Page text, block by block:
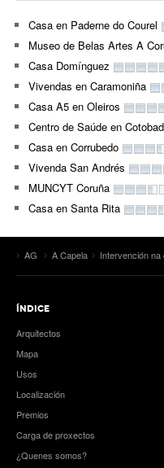
Casa en Paderne do Courel
Museo de Belas Artes A
Casa Domínguez
Vivendas en Caramoniña
Casa A5 en Oleiros
Centro de Saúde en
Casa en Corrubedo
Vivenda San Andrés
MUNCYT Coruña
Casa en Santa Rita
AG A Capela Intervención
ÍNDICE
Arquitectos
Mapa
Usos
Localización
Premios
Carga de proxectos
¿Quenes somos?